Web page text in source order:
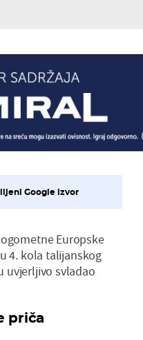
Google izvor
Europske
4. kola talijanskog
uvjerljivo svladao
priča